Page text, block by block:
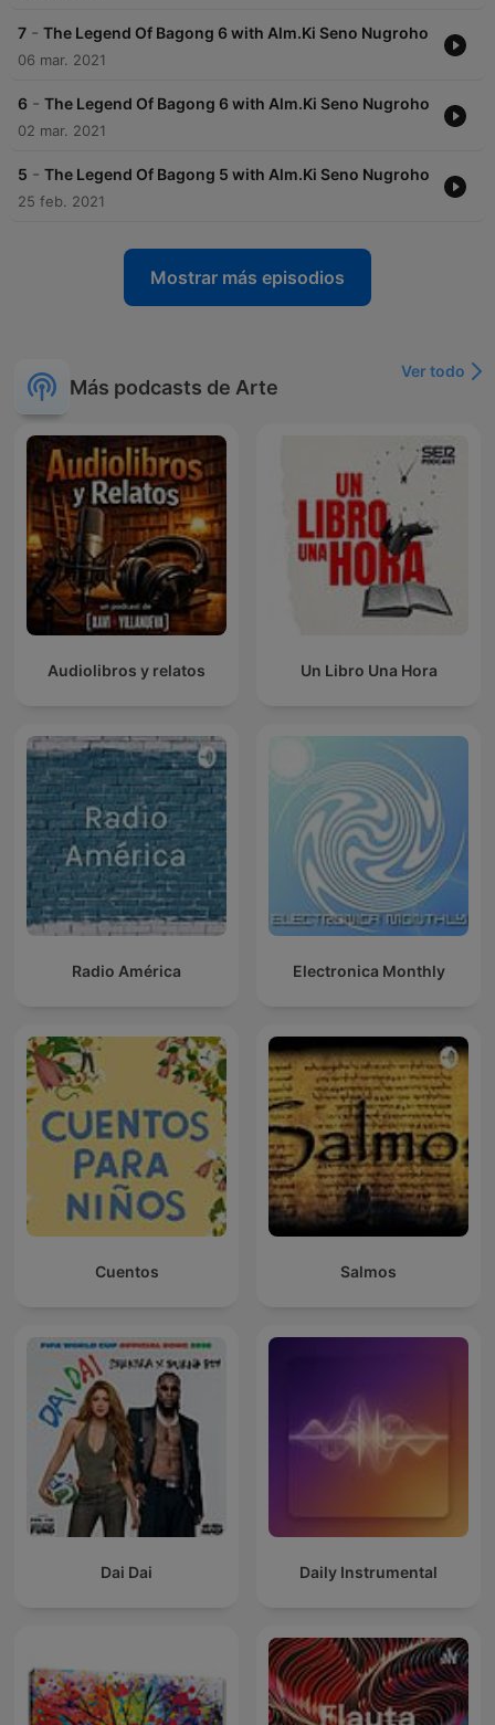
7 - The Legend Of Bagong 6 with Alm.Ki Seno Nugroho
06 mar. 2021
6 - The Legend Of Bagong 6 with Alm.Ki Seno Nugroho
02 mar. 2021
5 - The Legend Of Bagong 5 with Alm.Ki Seno Nugroho
25 feb. 2021
Mostrar más episodios
Más podcasts de Arte
Ver todo
Audiolibros y relatos Un Libro Una Hora
Radio América Electronica Monthly
Cuentos Salmos
Dai Dai Daily Instrumental